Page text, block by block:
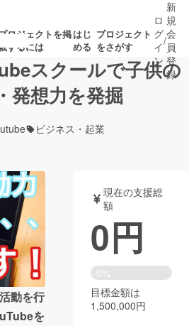
ロジェクトを掲
するには
はじ
める
プロジェクト
をさがす
ト
募集終了が近いプ
ロジェクト
音楽
ガジェット ゲーム・サ
書籍・雑誌
業 チャレンジ
ロ
グ
イ
ン
/
新
規
会
員
登
録
スクールで子供の
発想力を発掘
ビジネス・起業
動を行
を
現在の支援総
額
0円
0%
目標金額は
1,500,000円